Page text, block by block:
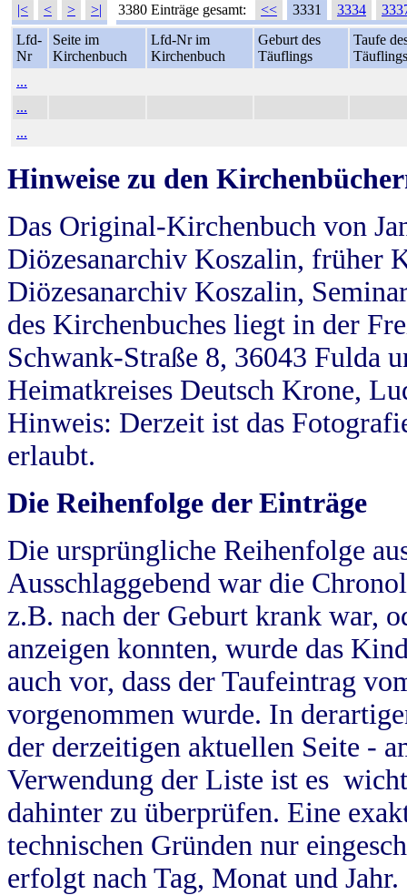
|< < > >| 3380 Einträge gesamt: << 3331 3334
Lfd-
Nr
Seite im
Kirchenbuch
Lfd-Nr im
Kirchenbuch
Geburt des
Täuflings
Taufe
Täuflings
...
...
...
Hinweise zu den
Das Original-Kirchenbuch von
Diözesanarchiv Koszalin, früher
Diözesanarchiv Koszalin,
des Kirchenbuches liegt in der
Schwank-Straße 8, 36043 Fulda
Heimatkreises Deutsch Krone,
Hinweis: Derzeit ist das
erlaubt.
Die Reihenfolge der Einträge
Die ursprüngliche Reihenfolge
Ausschlaggebend war die
z.B. nach der Geburt krank war,
anzeigen konnten, wurde das
auch vor, dass der Taufeintrag
vorgenommen wurde. In
der derzeitigen aktuellen Seite -
Verwendung der Liste ist es
dahinter zu überprüfen. Eine
technischen Gründen nur
erfolgt nach Tag, Monat und Jahr.